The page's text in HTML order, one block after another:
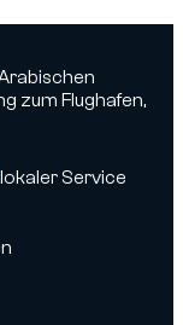
zum Flughafen,
Service